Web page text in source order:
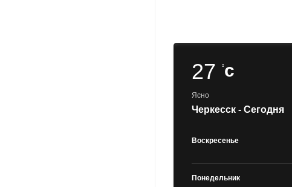
27c
Ясно
Черкесск - Сегодня
Воскресенье
Понедельник